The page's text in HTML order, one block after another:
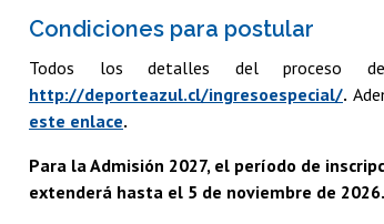
Condiciones para postular
Todos los detalles del proceso
http://deporteazul.cl/ingresoespecial/.
este enlace.
Para la Admisión 2027, el período de
extenderá hasta el 5 de noviembre de 2026.